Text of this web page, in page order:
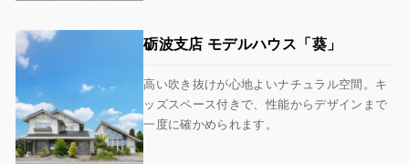
砺波支店 モデルハウス「葵」
高い吹き抜けが心地よいナチュラル空間。キ
ッズスペース付きで、性能からデザインまで
一度に確かめられます。